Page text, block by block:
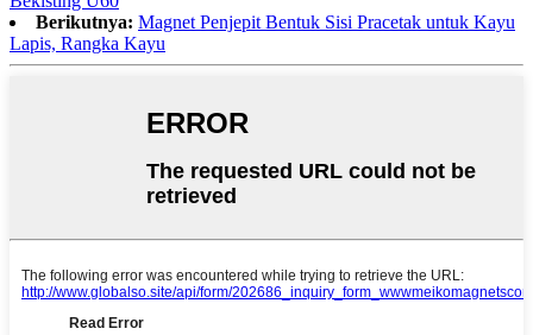
Berikutnya: Magnet Penjepit Bentuk Sisi Pracetak untuk Kayu
Lapis, Rangka Kayu